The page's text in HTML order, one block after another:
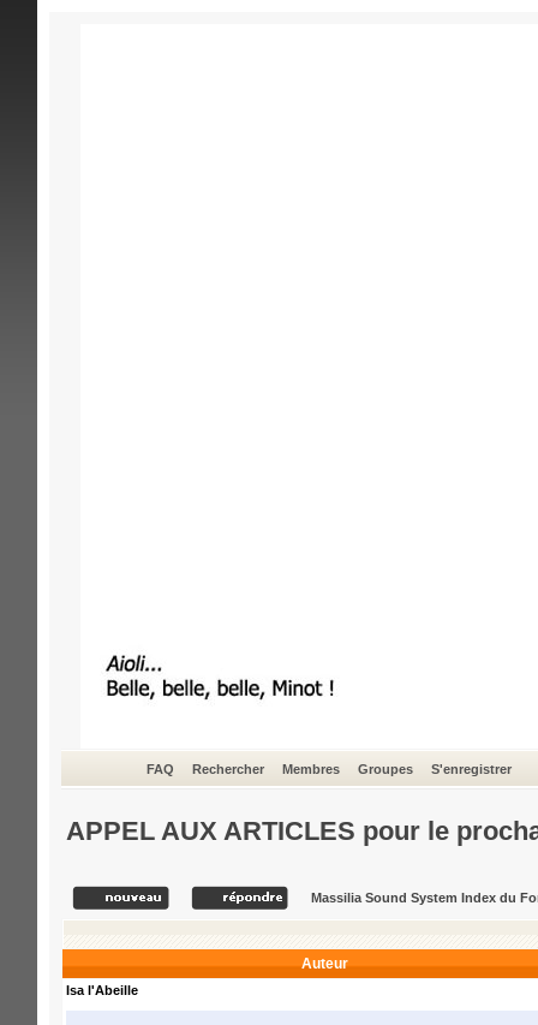
FAQ Rechercher Membres Groupes S'enregistrer
APPEL AUX ARTICLES pour le
Massilia Sound System Index du
Auteur
Isa l'Abeille